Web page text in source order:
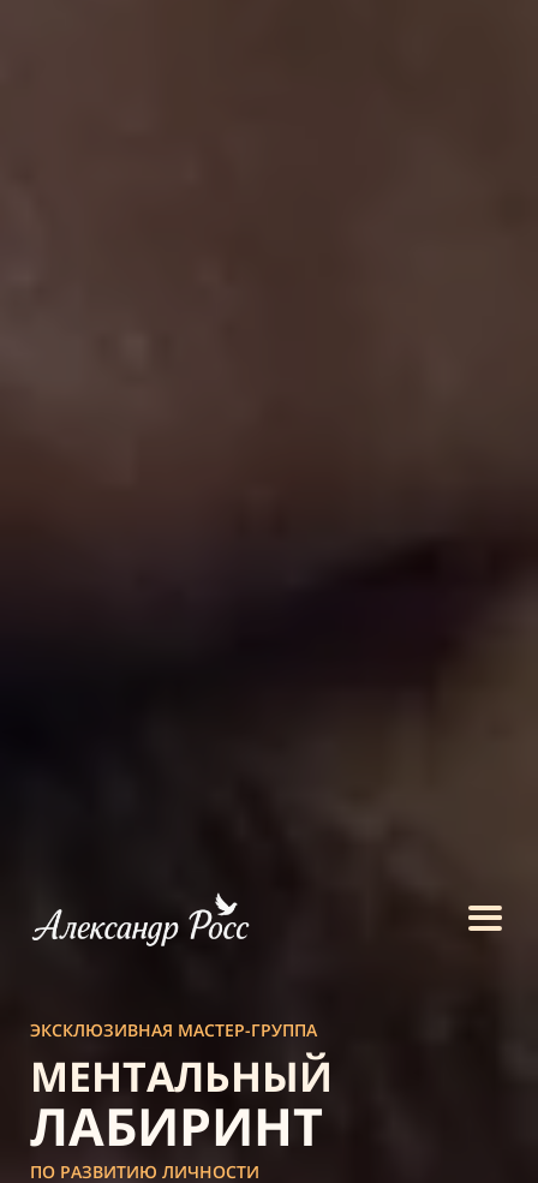
ЭКСКЛЮЗИВНАЯ МАСТЕР-ГРУППА
МЕНТАЛЬНЫЙ
ЛАБИРИНТ
ПО РАЗВИТИЮ ЛИЧНОСТИ